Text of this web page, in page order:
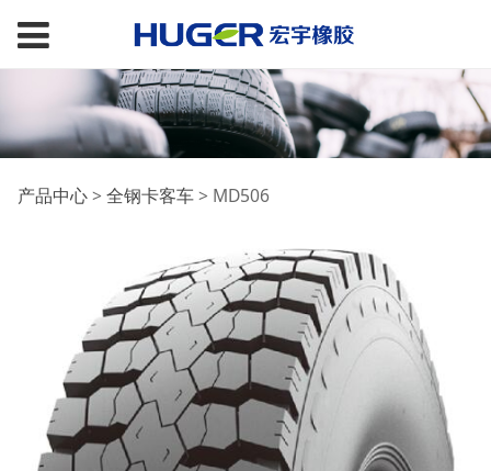
MD506
产品中心> 全钢卡客车> MD506